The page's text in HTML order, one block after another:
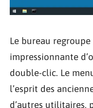
Le bureau
impressionnante
double-clic. Le
l’esprit des
d’autres utilitaires,